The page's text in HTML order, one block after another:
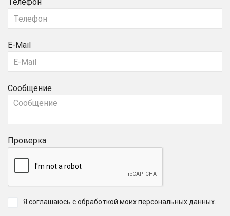
E-Mail
Сообщение
Проверка
Я соглашаюсь с обработкой моих персональных данных.